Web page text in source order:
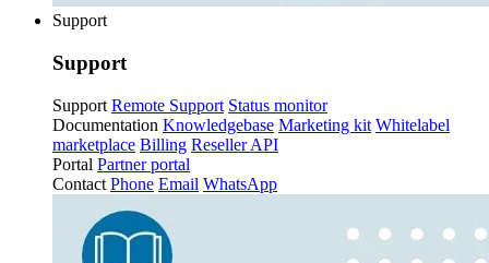
Support
Support
Support Remote Support Status monitor
Documentation Knowledgebase Marketing kit Whitelabel
marketplace Billing Reseller API
Portal Partner portal
Contact Phone Email WhatsApp